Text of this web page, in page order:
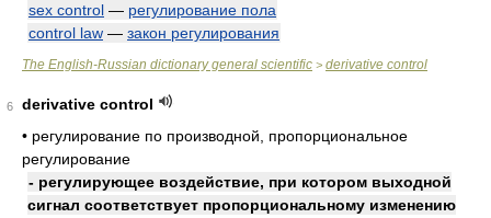
sex control — регулирование пола
control law — закон регулирования
The English-Russian dictionary general scientific > derivative control
6
derivative control
• регулирование по производной, пропорциональное
регулирование
- регулирующее воздействие, при котором выходной
сигнал соответствует пропорциональному изменению